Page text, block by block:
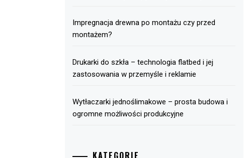
Impregnacja drewna po montażu czy przed
montażem?
Drukarki do szkła – technologia flatbed i jej
zastosowania w przemyśle i reklamie
Wytłaczarki jednoślimakowe – prosta budowa i
ogromne możliwości produkcyjne
KATEGORIE